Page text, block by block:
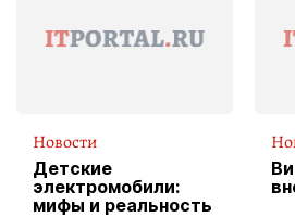
Новости
Детские
электромобили:
мифы и реальность